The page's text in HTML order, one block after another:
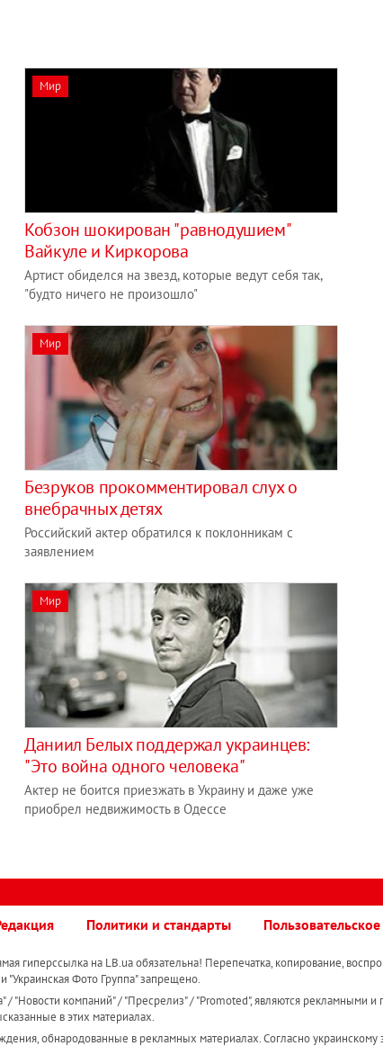
Мир
Кобзон шокирован "равнодушием"
Вайкуле и Киркорова
Артист обиделся на звезд, которые ведут себя так,
"будто ничего не произошло"
Мир
Безруков прокомментировал слух о
внебрачных детях
Российский актер обратился к поклонникам с
заявлением
Мир
Даниил Белых поддержал украинцев:
"Это война одного человека"
Актер не боится приезжать в Украину и даже уже
приобрел недвижимость в Одессе
Политики и стандарты
гиперссылка на LB.ua обязательна! Перепечатка, копирование,
"Украинская Фото Группа" запрещено.
"Новости компаний" / "Пресрелиз" / "Promoted", являются рекламными и
в этих материалах.
обнародованные в рекламных материалах. Согласно украинскому